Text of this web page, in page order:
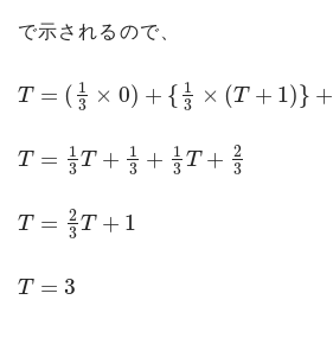
で示されるので、
T = ( 1
3
× 0) + { 1
3
× (T + 1)} +
T =
1
3 T +
1
3 +
1
3 T + 2
3
T =
2
3 T + 1
T = 3